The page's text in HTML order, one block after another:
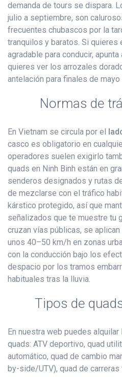
demanda de tours se dispara.
julio a septiembre, son
frecuentes chubascos por la
tranquilos y baratos. Si quieres
agradable para conducir,
quieres ver los arrozales
antelación para finales de mayo
Normas de
En Vietnam se circula por el
casco es obligatorio en
operadores suelen exigirlo
quads en Ninh Binh están en
senderos designados y rutas
de mezclarse con el tráfico
kárstico protegido, así que
señalizados que te muestre tu
cruzan vías públicas, se
unos 40–50 km/h en zonas
con la conducción bajo los
despacio por los tramos
habituales tras la lluvia.
Tipos de
En nuestra web puedes
quads: ATV deportivo, quad
automático, quad de cambio
by-side/UTV), quad de